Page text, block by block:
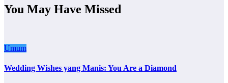
You May Have Missed
Umum
Wedding Wishes yang Manis: You Are a Diamond